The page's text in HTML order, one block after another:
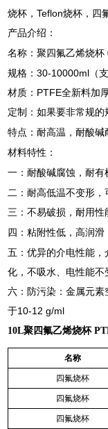
烧杯，Teflon烧杯，四
产品介绍：
名称：聚四氟乙烯烧杯
规格：30-10000ml（支
材质：PTFE全新料加
定制：如果要非常规的
特点：耐高温，耐酸碱
材料特性：
一：耐酸碱腐蚀，耐
二：耐高低温不变形
三：不易破损，耐用性
四：粘附性低，高润滑
五：优异的介电性能
化，不吸水、电性能
六：防污染：金属元
于10-12 g/ml
10L聚四氟乙烯烧杯
名称
四氟烧杯
四氟烧杯
四氟烧杯